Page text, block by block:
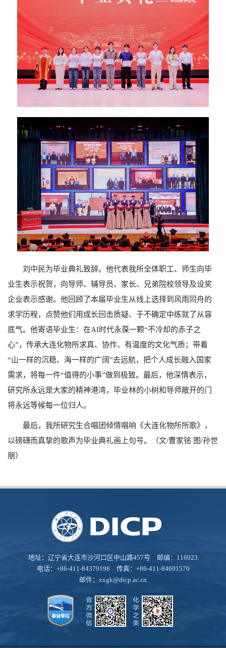
刘中民为毕业典礼致辞。他代表我所全体职工、师生向毕
业生表示祝贺，向导师、辅导员、家长、兄弟院校领导及设奖
企业表示感谢。他回顾了本届毕业生从线上选择到风雨同舟的
求学历程，点赞他们用成长回击质疑、于不确定中练就了从容
底气。他寄语毕业生：在AI时代永葆一颗“不冷却的赤子之
心”，传承大连化物所求真、协作、有温度的文化气质；带着
“山一样的沉稳、海一样的广阔”去远航，把个人成长融入国家
需求，将每一件“值得的小事”做到极致。最后，他深情表示，
研究所永远是大家的精神港湾，毕业林的小树和导师敞开的门
将永远等候每一位归人。
最后，我所研究生合唱团倾情唱响《大连化物所所歌》，
以磅礴而真挚的歌声为毕业典礼画上句号。（文/曹家铭 图/孙世
朋）
地址：辽宁省大连市沙河口区中山路457号 邮编：116023
电话：+86-411-84379198 传真：+86-411-84691570
邮件： xxgk@dicp.ac.cn